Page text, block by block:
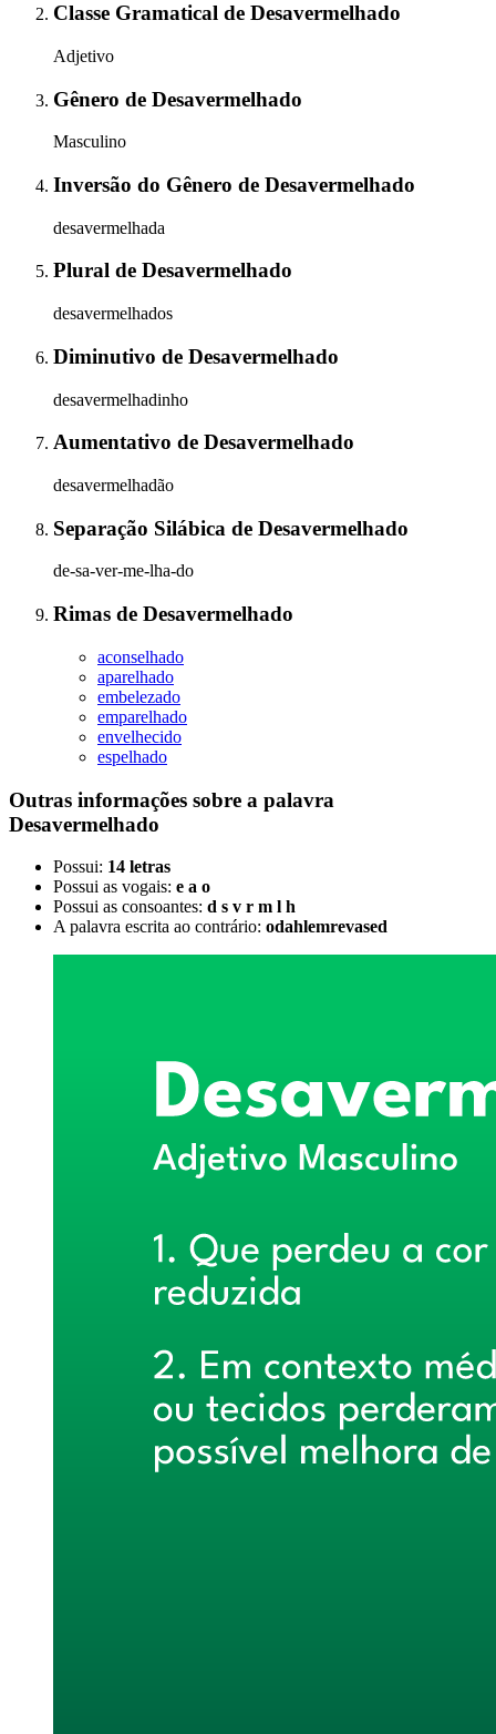
Classe Gramatical de Desavermelhado
Adjetivo
Gênero de Desavermelhado
Masculino
Inversão do Gênero de Desavermelhado
desavermelhada
Plural de Desavermelhado
desavermelhados
Diminutivo de Desavermelhado
desavermelhadinho
Aumentativo de Desavermelhado
desavermelhadão
Separação Silábica de Desavermelhado
de-sa-ver-me-lha-do
Rimas de Desavermelhado
aconselhado
aparelhado
embelezado
emparelhado
envelhecido
espelhado
Outras informações sobre a palavra
Desavermelhado
Possui: 14 letras
Possui as vogais: e a o
Possui as consoantes: d s v r m l h
A palavra escrita ao contrário: odahlemrevased